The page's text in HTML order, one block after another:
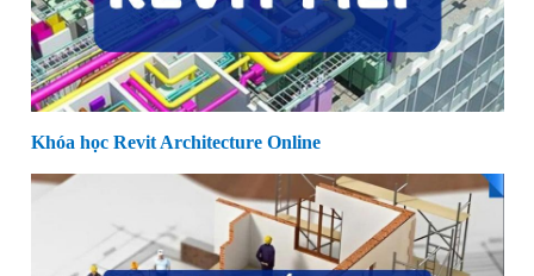
Khóa học Revit Architecture Online